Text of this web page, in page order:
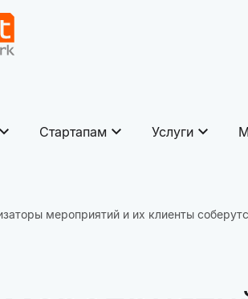
Стартапам Услуги
мероприятий и их клиенты